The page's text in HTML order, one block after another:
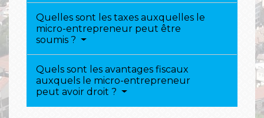
Quelles sont les taxes auxquelles le
micro-entrepreneur peut être
soumis ?
Quels sont les avantages fiscaux
auxquels le micro-entrepreneur
peut avoir droit ?